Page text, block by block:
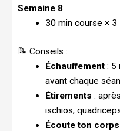
Semaine 8
30 min course × 3
📝 Conseils :
Échauffement: 5
avant chaque
Étirements :
ischios,
Écoute ton corps